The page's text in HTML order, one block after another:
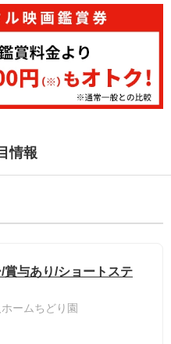
情報
与あり/ショートステ
ームちどり園